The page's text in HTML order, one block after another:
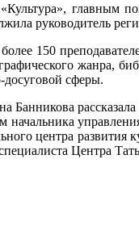
главным
руководитель
150
жанра,
сферы.
центра развития
Центра